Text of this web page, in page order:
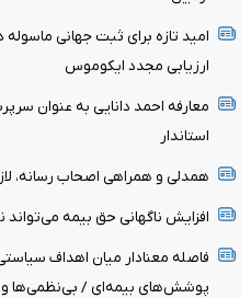
ارزیابی مجدد ایکوموس
معارفه احمد دانایی به عنوان
استاندار
همدلی و همراهی اصحاب رسانه،
افزایش ناگهانی حق بیمه
فاصله معنادار میان اهداف
پوشش‌های بیمه‌ای / بی‌نظمی‌ها و